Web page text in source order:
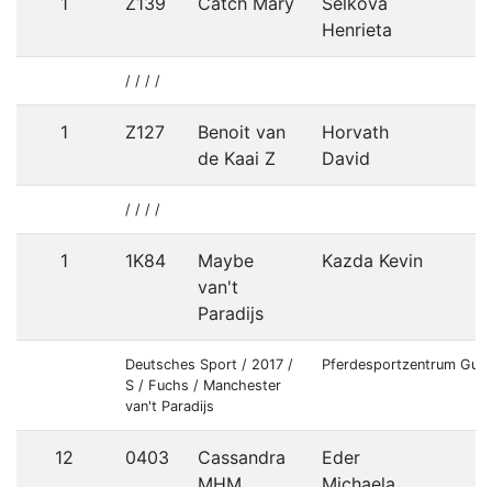
Henrieta
/ / / /
1 Z127
Benoit van
de Kaai Z
Horvath
David
/ / / /
1 1K84
Maybe
van't
Paradijs
Kazda Kevin
Deutsches Sport / 2017 /
S / Fuchs / Manchester
van't Paradijs
Pferdesportzentrum Gut
12 0403
Cassandra
Eder